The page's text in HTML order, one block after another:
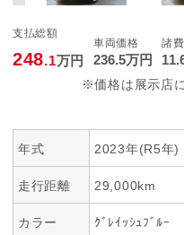
支払総額
248.1万円
車両価格
236.5万円
諸
11
※価格は展示店
年式 2023年(R5年)
走行距離 29,000km
カラー ｸﾞﾚｲｯｼｭﾌﾞﾙｰ